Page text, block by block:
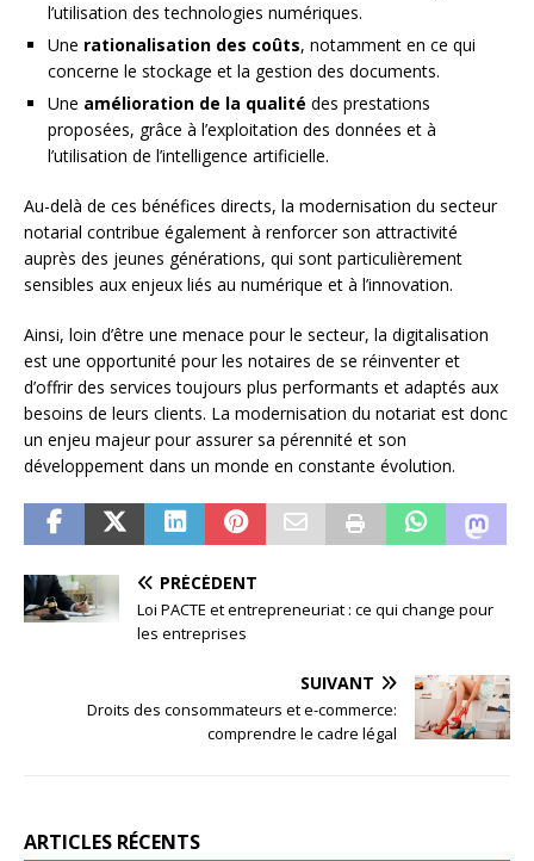
l’utilisation des technologies numériques.
Une rationalisation des coûts, notamment en ce qui
concerne le stockage et la gestion des documents.
Une amélioration de la qualité des prestations
proposées, grâce à l’exploitation des données et à
l’utilisation de l’intelligence artificielle.
Au-delà de ces bénéfices directs, la modernisation du secteur
notarial contribue également à renforcer son attractivité
auprès des jeunes générations, qui sont particulièrement
sensibles aux enjeux liés au numérique et à l’innovation.
Ainsi, loin d’être une menace pour le secteur, la digitalisation
est une opportunité pour les notaires de se réinventer et
d’offrir des services toujours plus performants et adaptés aux
besoins de leurs clients. La modernisation du notariat est donc
un enjeu majeur pour assurer sa pérennité et son
développement dans un monde en constante évolution.
PRÉCÉDENT
Loi PACTE et entrepreneuriat : ce qui change pour
les entreprises
SUIVANT
Droits des consommateurs et e-commerce:
comprendre le cadre légal
ARTICLES RÉCENTS